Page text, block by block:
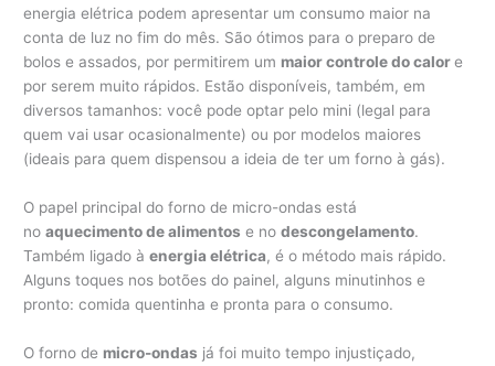
energia elétrica podem apresentar um consumo maior na
conta de luz no fim do mês. São ótimos para o preparo de
bolos e assados, por permitirem um maior controle do calore
por serem muito rápidos. Estão disponíveis, também, em
diversos tamanhos: você pode optar pelo mini (legal para
quem vai usar ocasionalmente) ou por modelos maiores
(ideais para quem dispensou a ideia de ter um forno à gás).
O papel principal do forno de micro-ondas está
noaquecimento de alimentos e nodescongelamento.
Também ligado àenergia elétrica, é o método mais rápido.
Alguns toques nos botões do painel, alguns minutinhos e
pronto: comida quentinha e pronta para o consumo.
O forno de micro-ondas já foi muito tempo injustiçado,